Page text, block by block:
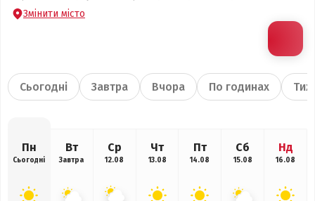
Змінити місто
Сьогодні Завтра Вчора По годинах
Пн
Сьогодні
Вт
Завтра
Ср
12.08
Чт
13.08
Пт
14.08
Сб
15.08
Нд
16.08